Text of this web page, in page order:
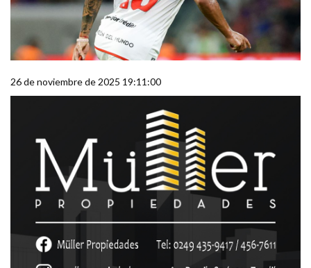
26 de noviembre de 2025 19:11:00